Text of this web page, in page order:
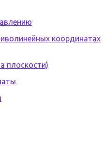
координатах
плоскости)